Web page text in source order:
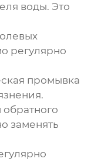
воды. Это
регулярно
промывка
заменять